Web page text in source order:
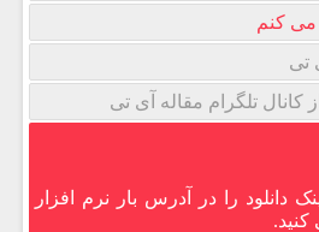
می کنم
تی
تلگرام مقاله آی تی
دانلود را در آدرس بار نرم افزار
کنید.